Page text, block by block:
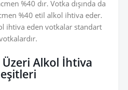
%40 dır. Votka dışında da
%40 etil alkol ihtiva eder.
ihtiva eden votkalar standart
Üzeri Alkol İhtiva